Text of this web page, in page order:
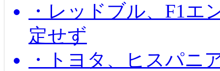
・レッドブル、F1エ
定せず
・トヨタ、ヒスパニ